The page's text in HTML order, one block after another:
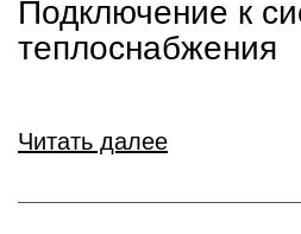
Подключение к
теплоснабжения
Читать далее